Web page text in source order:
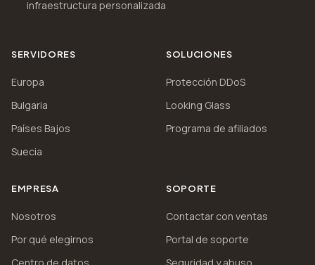
infraestructura personalizada
SERVIDORES
Europa
Bulgaria
Países Bajos
Suecia
SOLUCIONES
Protección DDoS
Looking Glass
Programa de afiliados
EMPRESA
Nosotros
Por qué elegirnos
SOPORTE
Contactar con ventas
Portal de soporte